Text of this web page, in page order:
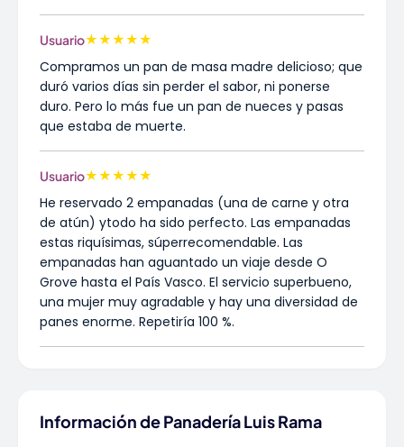
Usuario★★★★★
Compramos un pan de masa madre delicioso; que
duró varios días sin perder el sabor, ni ponerse
duro. Pero lo más fue un pan de nueces y pasas
que estaba de muerte.
Usuario★★★★★
He reservado 2 empanadas (una de carne y otra
de atún) ytodo ha sido perfecto. Las empanadas
estas riquísimas, súperrecomendable. Las
empanadas han aguantado un viaje desde O
Grove hasta el País Vasco. El servicio superbueno,
una mujer muy agradable y hay una diversidad de
panes enorme. Repetiría 100 %.
Información de Panadería Luis Rama